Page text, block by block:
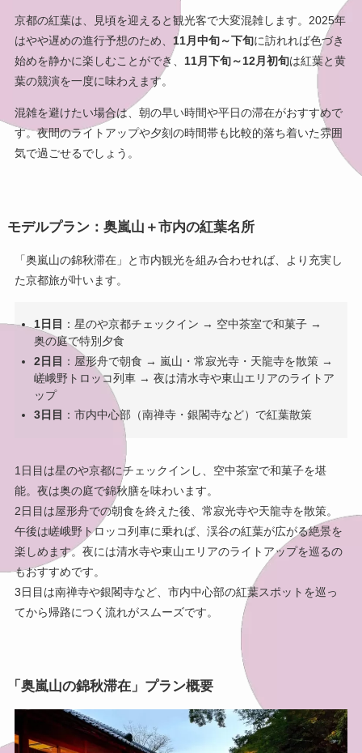
京都の紅葉は、見頃を迎えると観光客で大変混雑します。2025年
はやや遅めの進行予想のため、 11月中旬～下旬に訪れれば色づき
始めを静かに楽しむことができ、 11月下旬～12月初旬は紅葉と黄
葉の競演を一度に味わえます。
混雑を避けたい場合は、朝の早い時間や平日の滞在がおすすめで
す。夜間のライトアップや夕刻の時間帯も比較的落ち着いた雰囲
気で過ごせるでしょう。
モデルプラン：奥嵐山＋市内の紅葉名所
「奥嵐山の錦秋滞在」と市内観光を組み合わせれば、より充実し
た京都旅が叶います。
1日目 ：星のや京都チェックイン → 空中茶室で和菓子 →
奥の庭で特別夕食
2日目 ：屋形舟で朝食 → 嵐山・常寂光寺・天龍寺を散策 →
嵯峨野トロッコ列車 → 夜は清水寺や東山エリアのライトア
ップ
3日目 ：市内中心部（南禅寺・銀閣寺など）で紅葉散策
1日目は星のや京都にチェックインし、空中茶室で和菓子を堪
能。夜は奥の庭で錦秋膳を味わいます。
2日目は屋形舟での朝食を終えた後、常寂光寺や天龍寺を散策。
午後は嵯峨野トロッコ列車に乗れば、渓谷の紅葉が広がる絶景を
楽しめます。夜には清水寺や東山エリアのライトアップを巡るの
もおすすめです。
3日目は南禅寺や銀閣寺など、市内中心部の紅葉スポットを巡っ
てから帰路につく流れがスムーズです。
「奥嵐山の錦秋滞在」 プラン概要